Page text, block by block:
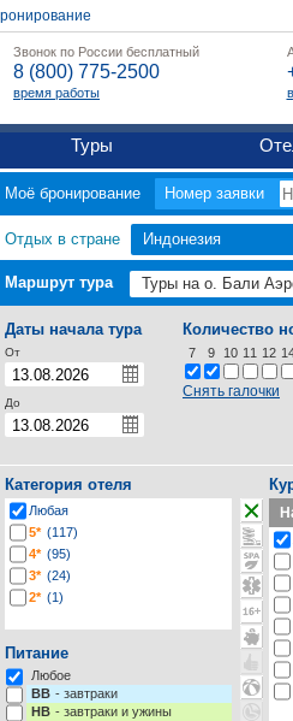
Звонок по России бесплатный
8 (800) 775-2500
время работы
Туры
Моё бронирование Номер заявки
Отдых в стране Индонезия
Маршрут тура
Даты начала тура
От
До
Количество
7 9 10 11 12
Снять галочки
Категория отеля
Любая
5* (117)
4* (95)
3* (24)
2* (1)
Питание
Любое
BB - завтраки
HB - завтраки и ужины